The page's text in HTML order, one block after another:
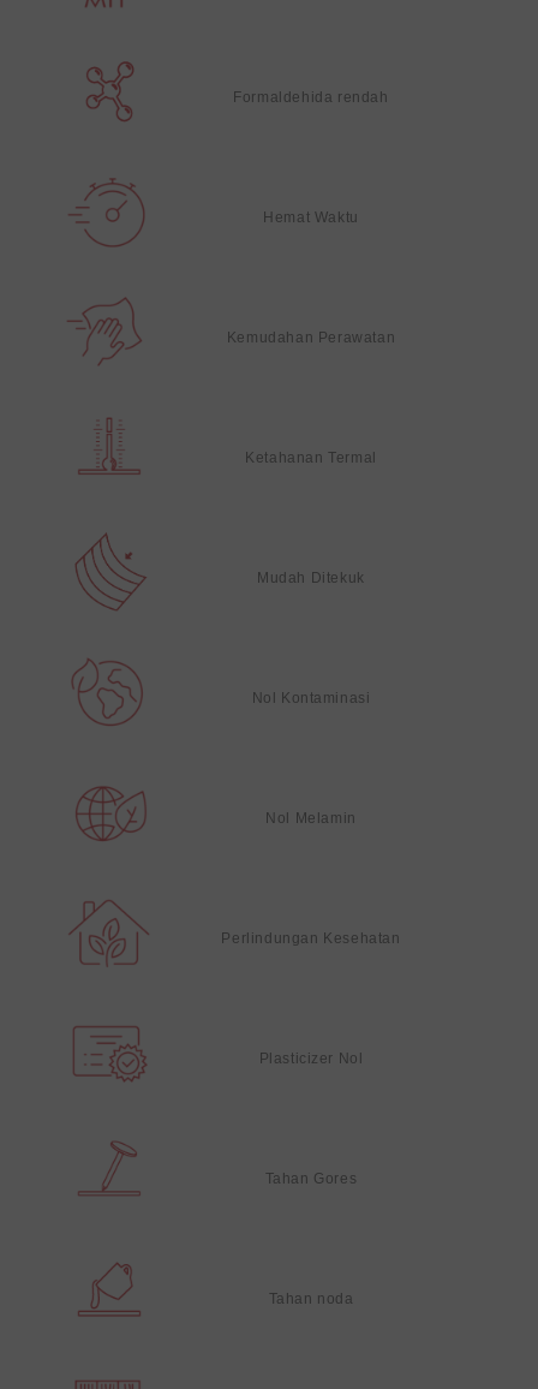
Formaldehida rendah
Hemat Waktu
Kemudahan Perawatan
Ketahanan Termal
Mudah Ditekuk
Nol Kontaminasi
Nol Melamin
Perlindungan Kesehatan
Plasticizer Nol
Tahan Gores
Tahan noda